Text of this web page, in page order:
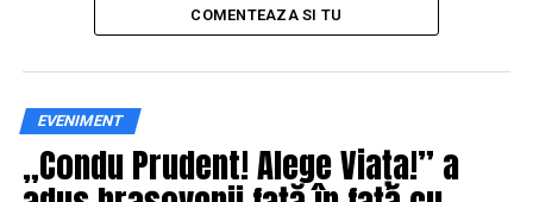
COMENTEAZA SI TU
EVENIMENT
„Condu Prudent! Alege Viața!” a